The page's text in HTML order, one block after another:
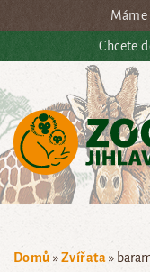
Přejít na hlavní obsah
Chcete
Domů »Zvířata»